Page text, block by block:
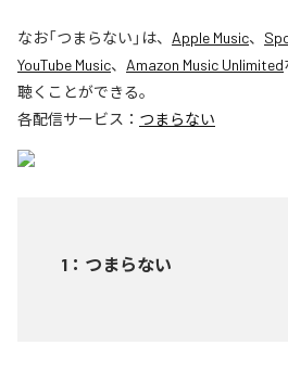
なお「つまらない 」は、 Apple Music、
YouTube Music、 Amazon Music Unlimited
聴くことができる。
各配信サービス： つまらない
1 ： つまらない